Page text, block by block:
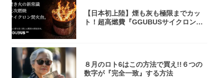
【日本初上陸】煙も灰も極限までカッ
ト！超高燃費『GGUBUSサイクロン焚
８月のロト6はこの方法で買え!!６つの
数字が『完全一致』する方法